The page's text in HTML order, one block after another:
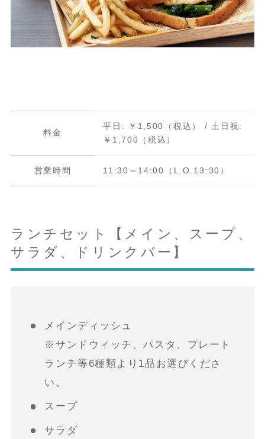
料金
平日: ￥1,500（税込） / 土日祝:
￥1,700（税込）
営業時間 11:30～14:00（L.O.13:30）
ランチセット【メイン、スープ、
サラダ、ドリンクバー】
メインディッシュ
※サンドウィッチ、パスタ、プレート
ランチ等6種類より1品お選びくださ
い。
スープ
サラダ